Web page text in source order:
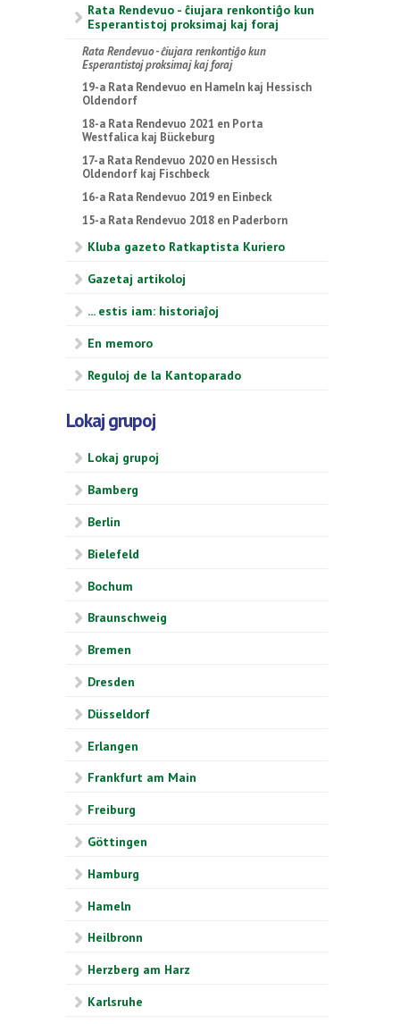
Rata Rendevuo - ĉiujara renkontiĝo kun
Esperantistoj proksimaj kaj foraj
Rata Rendevuo - ĉiujara renkontiĝo kun
Esperantistoj proksimaj kaj foraj
19-a Rata Rendevuo en Hameln kaj Hessisch
Oldendorf
18-a Rata Rendevuo 2021 en Porta
Westfalica kaj Bückeburg
17-a Rata Rendevuo 2020 en Hessisch
Oldendorf kaj Fischbeck
16-a Rata Rendevuo 2019 en Einbeck
15-a Rata Rendevuo 2018 en Paderborn
Kluba gazeto Ratkaptista Kuriero
Gazetaj artikoloj
... estis iam: historiaĵoj
En memoro
Reguloj de la Kantoparado
Lokaj grupoj
Lokaj grupoj
Bamberg
Berlin
Bielefeld
Bochum
Braunschweig
Bremen
Dresden
Düsseldorf
Erlangen
Frankfurt am Main
Freiburg
Göttingen
Hamburg
Hameln
Heilbronn
Herzberg am Harz
Karlsruhe